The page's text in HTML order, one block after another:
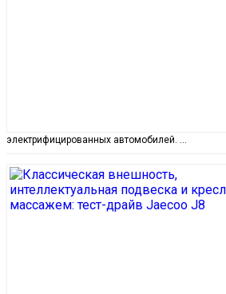
электрифицированных автомобилей. …